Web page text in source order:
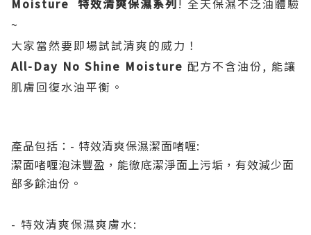
Moisture 特效清爽保濕系列! 全天保濕不泛油體驗
~
大家當然要即場試試清爽的威力！
All-Day No Shine Moisture 配方不含油份, 能讓
肌膚回復水油平衡。
產品包括： - 特效清爽保濕潔面啫喱:
潔面啫喱泡沫豐盈，能徹底潔淨面上污垢，有效減少面
部多餘油份。
- 特效清爽保濕爽膚水: